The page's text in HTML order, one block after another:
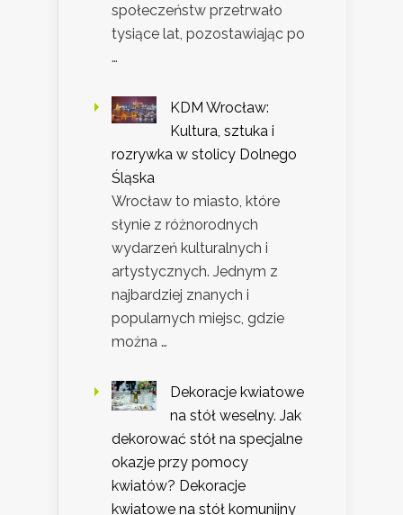
społeczeństw przetrwało
tysiące lat, pozostawiając po
…
KDM Wrocław:
Kultura, sztuka i
rozrywka w stolicy Dolnego
Śląska
Wrocław to miasto, które
słynie z różnorodnych
wydarzeń kulturalnych i
artystycznych. Jednym z
najbardziej znanych i
popularnych miejsc, gdzie
można …
Dekoracje kwiatowe
na stół weselny. Jak
dekorować stół na specjalne
okazje przy pomocy
kwiatów? Dekoracje
kwiatowe na stół komunijny